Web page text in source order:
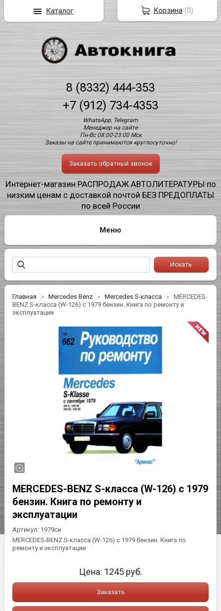
8 (8332) 444-353
+7 (912) 734-4353
WhatsApp, Telegram
Менеджер на сайте
Пн-Вс 08:00-23:00 Мск
Заказы на сайте принимаются круглосуточно!
Заказать обратный звонок
Интернет-магазин РАСПРОДАЖ АВТОЛИТЕРАТУРЫ по
низким ценам с доставкой почтой БЕЗ ПРЕДОПЛАТЫ
по всей России
Главная Mercedes Benz Mercedes S-класса
MERCEDES-
BENZ S-класса (W-126) с 1979 бензин. Книга по ремонту и
эксплуатации
MERCEDES-BENZ S-класса (W-126) с 1979
бензин. Книга по ремонту и
эксплуатации
Артикул: 1979си
MERCEDES-BENZ S-класса (W-126) с 1979 бензин. Книга по
ремонту и эксплуатации
Цена: 1245 руб.
Заказать
Корзина (0)
Каталог